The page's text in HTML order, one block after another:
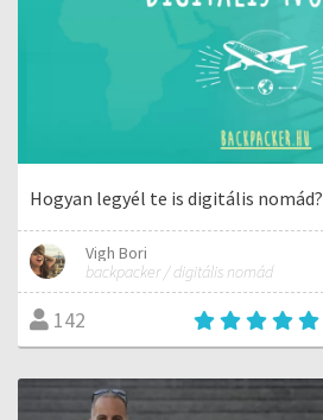
Hogyan legyél te is digitális nomád?
Vigh Bori
backpacker / digitális nomád
142